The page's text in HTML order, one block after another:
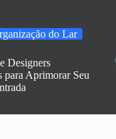
do Lar
Designers
para Aprimorar Seu